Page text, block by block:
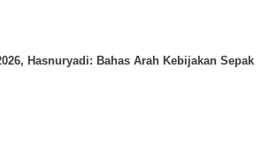
Hasnuryadi: Bahas Arah Kebijakan Sepak